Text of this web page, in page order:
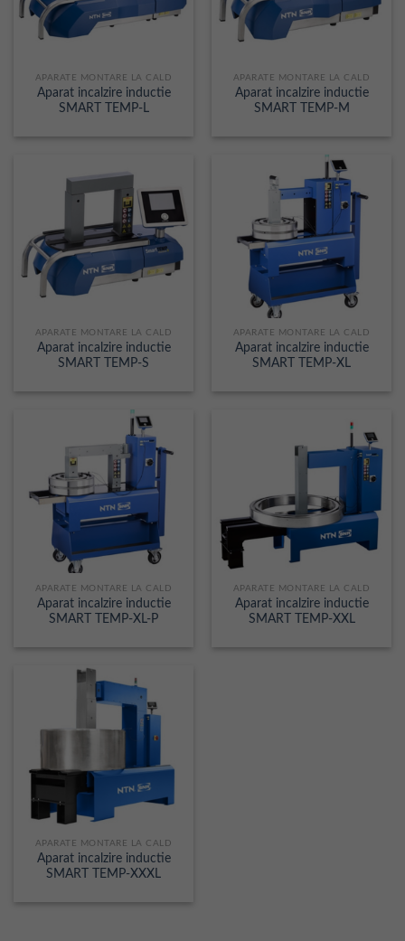
APARATE MONTARE LA CALD
Aparat incalzire inductie
SMART TEMP-L
APARATE MONTARE LA CALD
Aparat incalzire inductie
SMART TEMP-M
APARATE MONTARE LA CALD
Aparat incalzire inductie
SMART TEMP-S
APARATE MONTARE LA CALD
Aparat incalzire inductie
SMART TEMP-XL
APARATE MONTARE LA CALD
Aparat incalzire inductie
SMART TEMP-XL-P
APARATE MONTARE LA CALD
Aparat incalzire inductie
SMART TEMP-XXL
APARATE MONTARE LA CALD
Aparat incalzire inductie
SMART TEMP-XXXL